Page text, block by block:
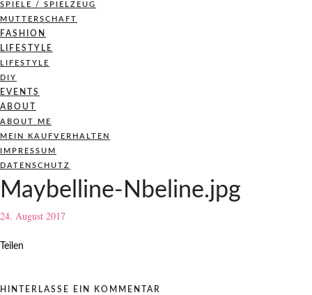
SPIELE / SPIELZEUG
MUTTERSCHAFT
FASHION
LIFESTYLE
LIFESTYLE
DIY
EVENTS
ABOUT
ABOUT ME
MEIN KAUFVERHALTEN
IMPRESSUM
DATENSCHUTZ
Maybelline-Nbeline.jpg
24. August 2017
Teilen
HINTERLASSE EIN KOMMENTAR